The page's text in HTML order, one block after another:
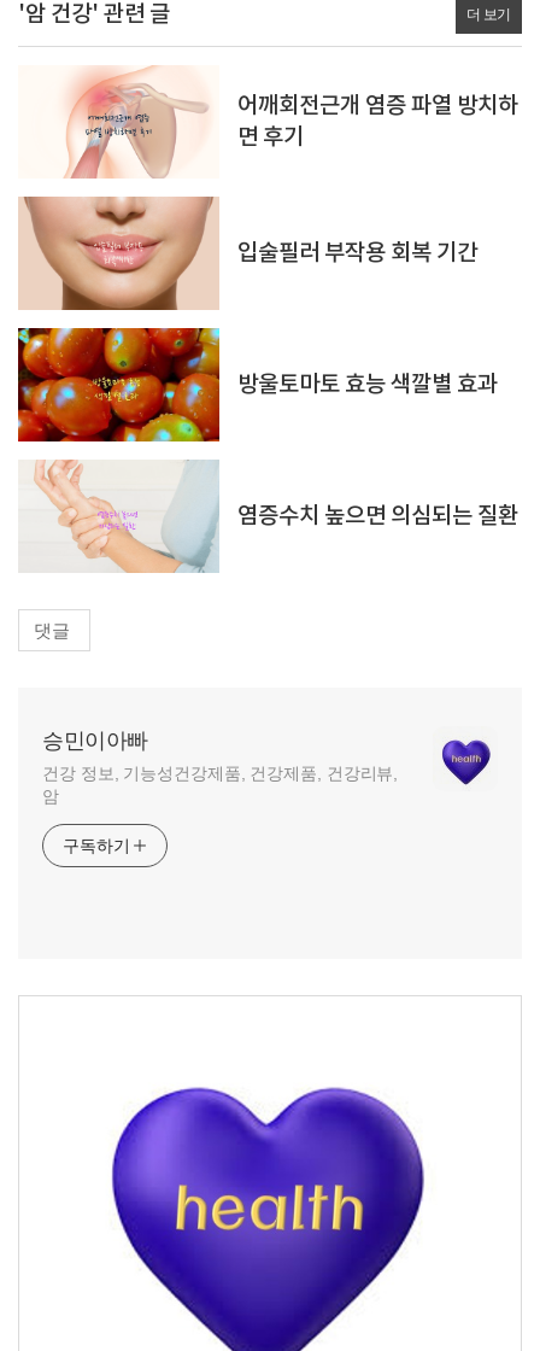
'암 건강' 관련 글 더 보기
어깨회전근개 염증 파열 방치하
면 후기
입술필러 부작용 회복 기간
방울토마토 효능 색깔별 효과
염증수치 높으면 의심되는 질환
댓글
승민이아빠
건강 정보, 기능성건강제품, 건강제품, 건강리뷰,
암
구독하기